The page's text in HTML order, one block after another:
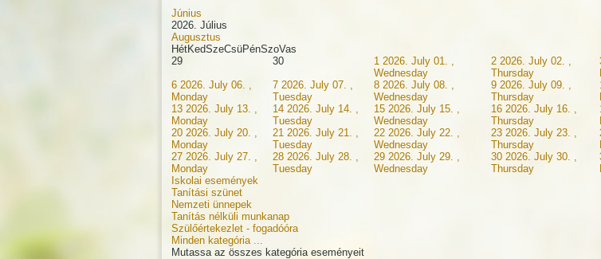
Június
2026. Július
Augusztus
HétKedSzeCsüPénSzoVas
29
30 1 2026. July 01. ,
Wednesday
2 2026. July 02. ,
Thursday
6 2026. July 06. ,
Monday
7 2026. July 07. ,
Tuesday
8 2026. July 08. ,
Wednesday
9 2026. July 09. ,
Thursday
13 2026. July 13. ,
Monday
14 2026. July 14. ,
Tuesday
15 2026. July 15. ,
Wednesday
16 2026. July 16. ,
Thursday
20 2026. July 20. ,
Monday
21 2026. July 21. ,
Tuesday
22 2026. July 22. ,
Wednesday
23 2026. July 23. ,
Thursday
27 2026. July 27. ,
Monday
28 2026. July 28. ,
Tuesday
29 2026. July 29. ,
Wednesday
30 2026. July 30. ,
Thursday
Iskolai események
Tanítási szünet
Nemzeti ünnepek
Tanítás nélküli munkanap
Szülőértekezlet - fogadóóra
Minden kategória ...
Mutassa az összes kategória eseményeit